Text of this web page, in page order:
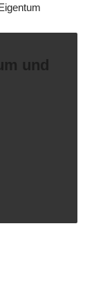
und